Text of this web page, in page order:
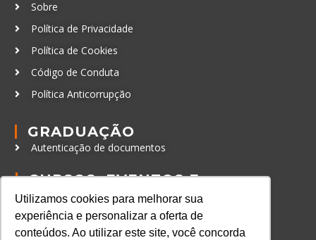
Utilizamos cookies para melhorar sua
experiência e personalizar a oferta de
conteúdos. Ao utilizar este site, você concorda
Sobre
Política de Privacidade
Política de Cookies
Código de Conduta
Política Anticorrupção
GRADUAÇÃO
Autenticação de documentos
CURSOS, EVENTOS E
CERTIFICAÇÕES
Online
In Company